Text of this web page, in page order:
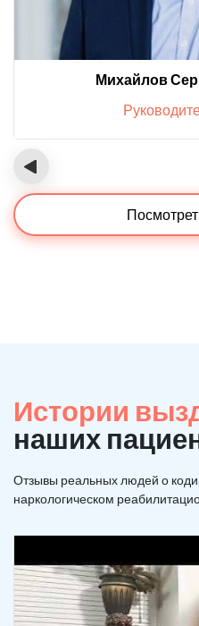
Михайлов
‹
Истории
наших
Отзывы реальных людей о
наркологическом